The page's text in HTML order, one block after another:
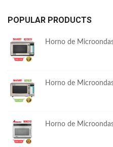
POPULAR PRODUCTS
Horno de
Horno de
Horno de